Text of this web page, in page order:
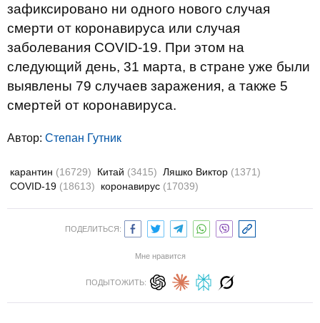
зафиксировано ни одного нового случая
смерти от коронавируса или случая
заболевания COVID-19. При этом на
следующий день, 31 марта, в стране уже были
выявлены 79 случаев заражения, а также 5
смертей от коронавируса.
Автор: Степан Гутник
карантин (16729) Китай (3415) Ляшко Виктор (1371)
COVID-19 (18613) коронавирус (17039)
ПОДЕЛИТЬСЯ:
Мне нравится
ПОДЫТОЖИТЬ: